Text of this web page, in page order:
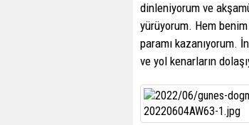
dinleniyorum ve
yürüyorum. Hem
paramı kazanıyorum.
ve yol kenarların